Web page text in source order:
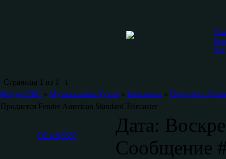
Страница 1 из 1
1
Форум ВРС » Музыкальная Кухня » Барахолка » Продается
Продается Fender American Standard Telecaster
DEAN6557
Дата:
Сообщение